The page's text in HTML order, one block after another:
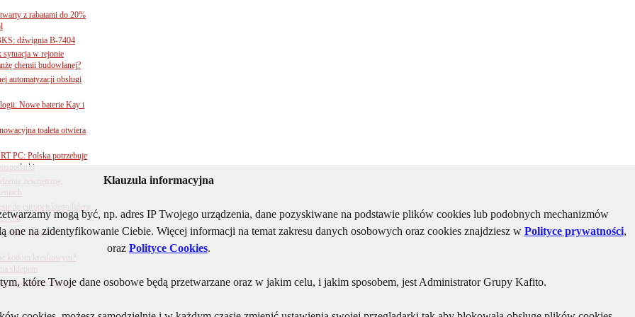
z rabatami do 20%
dźwignia B-7404
sytuacja w rejonie
chemii budowlanej?
automatyzacji obsługi
Nowe baterie Kay i
toaleta otwiera
PC: Polska potrzebuje
zewnętrzne,
do europejskiego lidera
sprawy przez
kodom kreskowym?
sklepem
konkurencyjności
Klauzula informacyjna
mogą być, np. adres IP Twojego urządzenia, dane pozyskiwane na podstawie plików cookies lub podobnych mechanizmów
na zidentyfikowanie Ciebie. Więcej informacji na temat zakresu danych osobowych oraz cookies znajdziesz w Polityce prywatności,
oraz Polityce Cookies.
które Twoje dane osobowe będą przetwarzane oraz w jakim celu, i jakim sposobem, jest Administrator Grupy Kafito.